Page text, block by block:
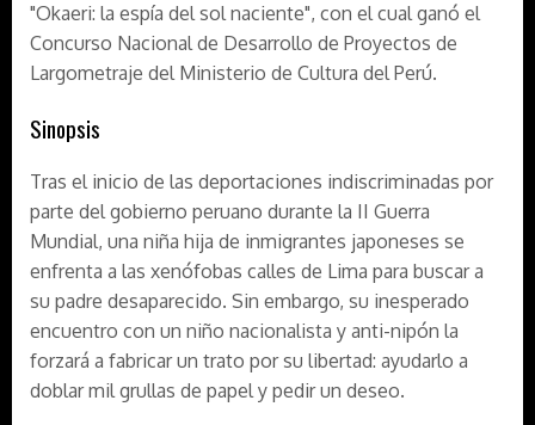
"Okaeri: la espía del sol naciente", con el cual ganó el
Concurso Nacional de Desarrollo de Proyectos de
Largometraje del Ministerio de Cultura del Perú.
Sinopsis
Tras el inicio de las deportaciones indiscriminadas por
parte del gobierno peruano durante la II Guerra
Mundial, una niña hija de inmigrantes japoneses se
enfrenta a las xenófobas calles de Lima para buscar a
su padre desaparecido. Sin embargo, su inesperado
encuentro con un niño nacionalista y anti-nipón la
forzará a fabricar un trato por su libertad: ayudarlo a
doblar mil grullas de papel y pedir un deseo.